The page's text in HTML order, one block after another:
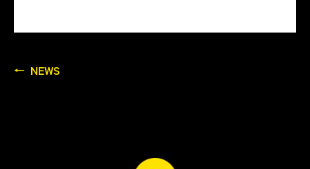
NEWS